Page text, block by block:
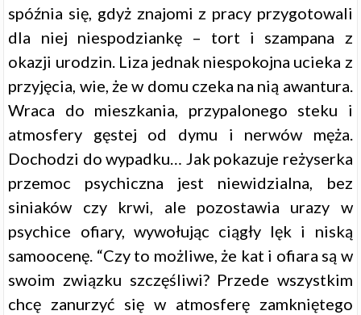
spóźnia się, gdyż znajomi z pracy przygotowali
dla niej niespodziankę – tort i szampana z
okazji urodzin. Liza jednak niespokojna ucieka z
przyjęcia, wie, że w domu czeka na nią awantura.
Wraca do mieszkania, przypalonego steku i
atmosfery gęstej od dymu i nerwów męża.
Dochodzi do wypadku… Jak pokazuje reżyserka
przemoc psychiczna jest niewidzialna, bez
siniaków czy krwi, ale pozostawia urazy w
psychice ofiary, wywołując ciągły lęk i niską
samoocenę. “Czy to możliwe, że kat i ofiara są w
swoim związku szczęśliwi? Przede wszystkim
chcę zanurzyć się w atmosferę zamkniętego